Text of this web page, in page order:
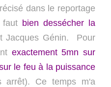
dans le reportage
faut bien dessécher la
Jacques Génin. Pour
exactement 5mn sur
le feu à la puissance
arrêt). Ce temps m'a